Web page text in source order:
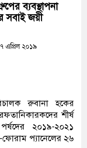
পরিবর্তন চেয়েছে বলেই
টাকার জাল নোটসহ
সময় বেনজীরের
ব্যবস্থাপনা
সবাই জয়ী
এপ্রিল ২০১৯
রুবানা হকের
শীর্ষ
২০১৯-২০২১
ফোরাম প্যানেলের ২৬